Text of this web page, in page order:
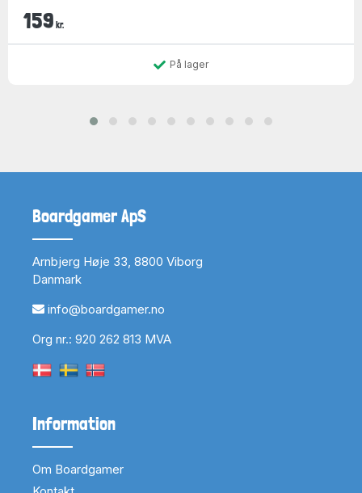
159 kr.
På lager
Boardgamer ApS
Arnbjerg Høje 33, 8800 Viborg
Danmark
info@boardgamer.no
Org nr.: 920 262 813 MVA
Information
Om Boardgamer